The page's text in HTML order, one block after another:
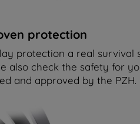
protection
protection a real survival
also check the safety for
and approved by the PZH.